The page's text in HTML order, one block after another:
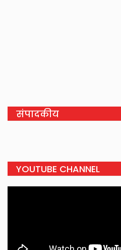
संपादकीय
YOUTUBE CHANNEL